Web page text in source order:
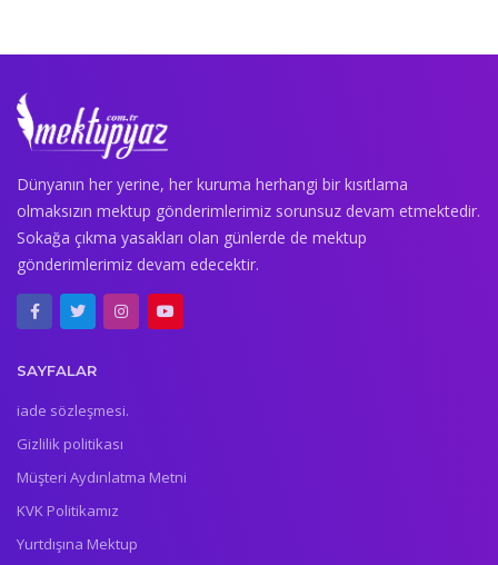
Dünyanın her yerine, her kuruma herhangi bir kısıtlama
olmaksızın mektup gönderimlerimiz sorunsuz devam etmektedir.
Sokağa çıkma yasakları olan günlerde de mektup
gönderimlerimiz devam edecektir.
SAYFALAR
iade sözleşmesi.
Gizlilik politikası
Müşteri Aydınlatma Metni
KVK Politikamız
Yurtdışına Mektup